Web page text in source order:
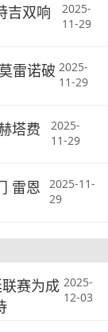
吉双响
2025-
11-29
雷诺破 2025-
11-29
塔费
2025-
11-29
雷恩
2025-11-
29
赛为成 2025-
12-03